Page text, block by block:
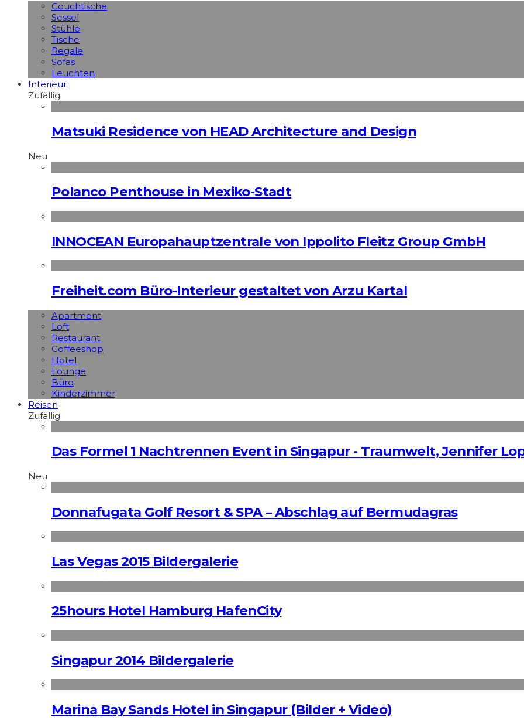
Couchtische
Sessel
Stühle
Tische
Regale
Sofas
Leuchten
Interieur
Zufällig
Matsuki Residence von HEAD Architecture and Design
Neu
Polanco Penthouse in Mexiko-Stadt
INNOCEAN Europahauptzentrale von Ippolito Fleitz Group GmbH
Freiheit.com Büro-Interieur gestaltet von Arzu Kartal
Apart­ment
Loft
Restaurant
Coffeeshop
Hotel
Lounge
Büro
Kinderzimmer
Reisen
Zufällig
Das Formel 1 Nachtrennen Event in Singapur - Traumwelt, Jennifer
Neu
Donnafugata Golf Resort & SPA – Abschlag auf Bermudagras
Las Vegas 2015 Bildergalerie
25hours Hotel Hamburg HafenCity
Singapur 2014 Bildergalerie
Marina Bay Sands Hotel in Singapur (Bilder + Video)